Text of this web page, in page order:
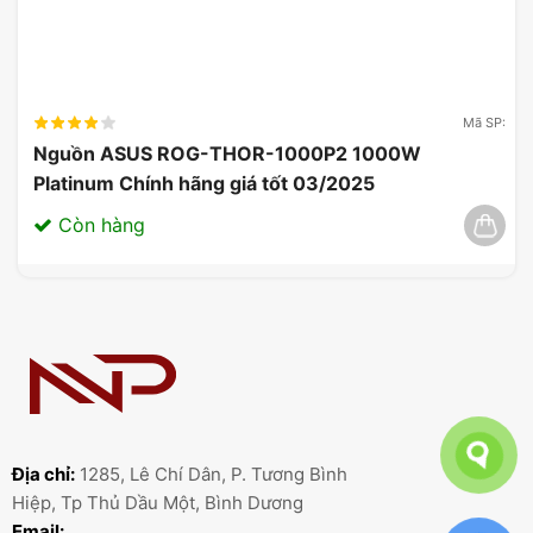
hiệu suất hoạt động của cấu trúc 3D, firmware,
phần mềm quản lý và ứng dụng văn phòng.
Các yếu tố hỗ trợ hiệu suất của laptop
Mã SP:
Nguồn ASUS ROG-THOR-1000P2 1000W
Platinum Chính hãng giá tốt 03/2025
Còn hàng
Địa chỉ: 1285, Lê Chí Dân, P. Tương Bình
Hiệp, Tp Thủ Dầu Một, Bình Dương